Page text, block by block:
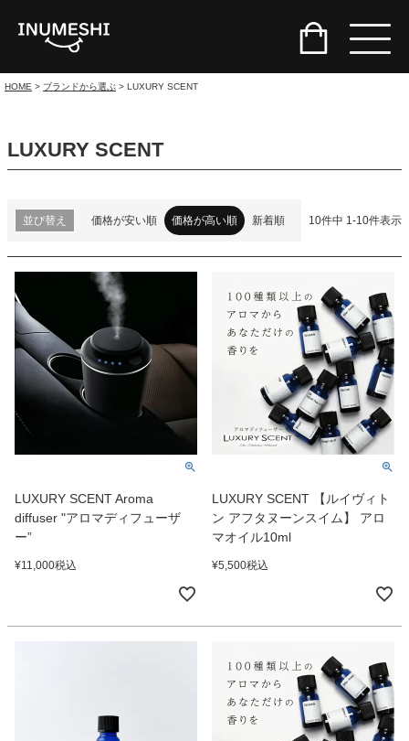
HOME ブランドから選ぶ LUXURY SCENT
LUXURY SCENT
並び替え 価格が安い順 価格が高い順 新着順 10件中 1-10件表示
LUXURY SCENT Aroma
diffuser "アロマディフューザ
ー”
¥11,000税込
LUXURY SCENT 【ルイヴィト
ン アフタヌーンスイム】 アロ
マオイル10ml
¥5,500税込